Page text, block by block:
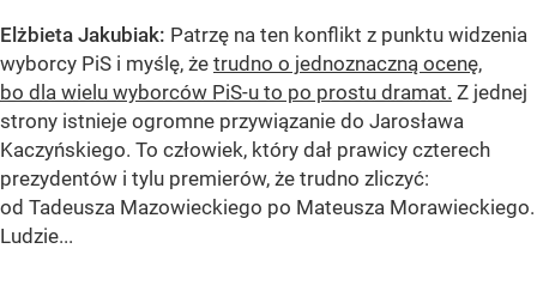
Elżbieta Jakubiak: Patrzę na ten konflikt z punktu widzenia
wyborcy PiS i myślę, że trudno o jednoznaczną ocenę,
bo dla wielu wyborców PiS-u to po prostu dramat. Z jednej
strony istnieje ogromne przywiązanie do Jarosława
Kaczyńskiego. To człowiek, który dał prawicy czterech
prezydentów i tylu premierów, że trudno zliczyć:
od Tadeusza Mazowieckiego po Mateusza Morawieckiego.
Ludzie...